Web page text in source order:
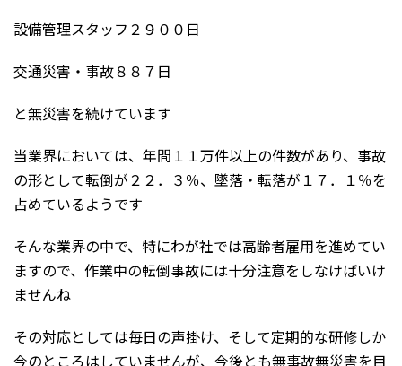
設備管理スタッフ２９００日
交通災害・事故８８７日
と無災害を続けています
当業界においては、年間１１万件以上の件数があり、事故
の形として転倒が２２．３％、墜落・転落が１７．１％を
占めているようです
そんな業界の中で、特にわが社では高齢者雇用を進めてい
ますので、作業中の転倒事故には十分注意をしなけばいけ
ませんね
その対応としては毎日の声掛け、そして定期的な研修しか
今のところはしていませんが、今後とも無事故無災害を目